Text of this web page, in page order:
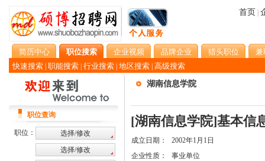
首页
简历中心 职位搜索 企业视频 品牌企业 猎头职位
兼
快速搜索 职能搜索 行业搜索 地区搜索 高级搜索
职位查询
职位：
湖南信息学院
[湖南信息学院]基本信
成立日期：
2002年1月1日
企业性质：
事业单位